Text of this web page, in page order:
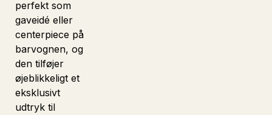
perfekt som
gaveidé eller
centerpiece på
barvognen, og
den tilføjer
øjeblikkeligt et
eksklusivt
udtryk til